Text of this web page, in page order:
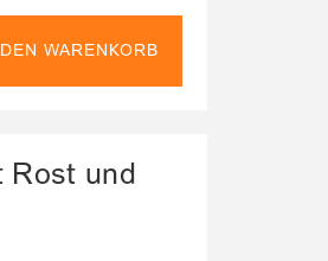
WARENKORB
Rost und